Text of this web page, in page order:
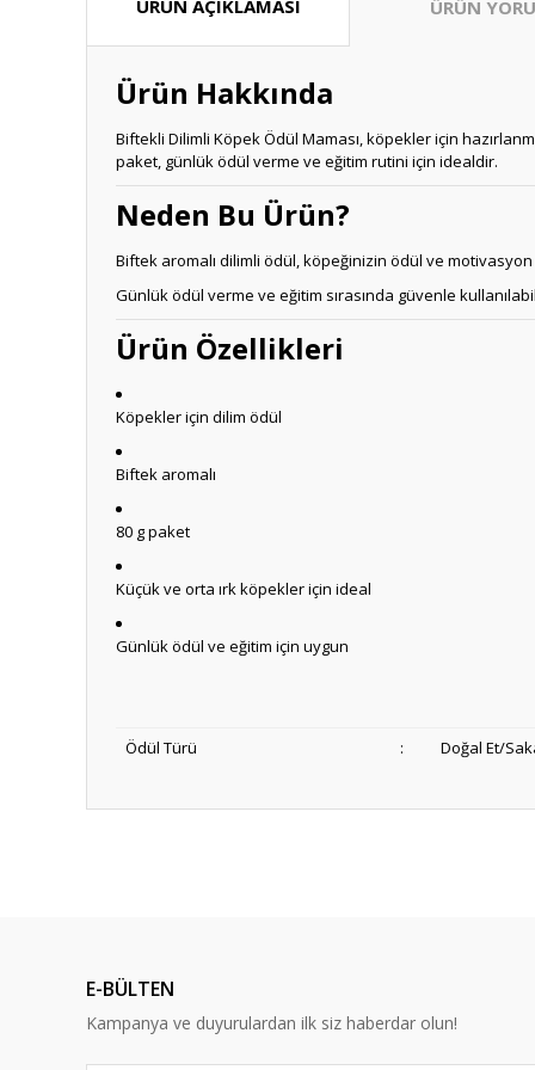
ÜRÜN AÇIKLAMASI ÜRÜN
Ürün Hakkında
Biftekli Dilimli Köpek Ödül Maması, köpekler için
paket, günlük ödül verme ve eğitim rutini için idealdir.
Neden Bu Ürün?
Biftek aromalı dilimli ödül, köpeğinizin ödül ve motivasyon
Günlük ödül verme ve eğitim sırasında güvenle
Ürün Özellikleri
Köpekler için dilim ödül
Biftek aromalı
80 g paket
Küçük ve orta ırk köpekler için ideal
Günlük ödül ve eğitim için uygun
Ödül Türü : Doğal Et/
Y... A... | 10/09/2023
E-BÜLTEN
Kampanya ve duyurulardan ilk siz haberdar olun!